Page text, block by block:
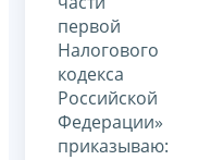
первой
Налогового
кодекса
Российской
Федерации»
приказываю: